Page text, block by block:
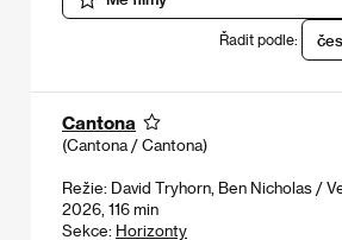
Řadit podle:
Cantona
(Cantona / Cantona)
Režie: David Tryhorn, Ben Nicholas /
2026, 116 min
Sekce: Horizonty